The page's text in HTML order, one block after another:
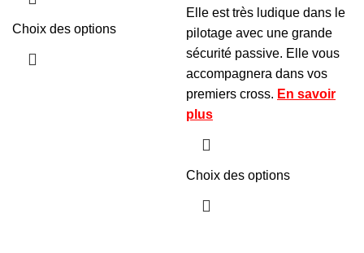
Choix des options
Elle est très ludique dans le
pilotage avec une grande
sécurité passive. Elle vous
accompagnera dans vos
premiers cross. En savoir
plus
Choix des options